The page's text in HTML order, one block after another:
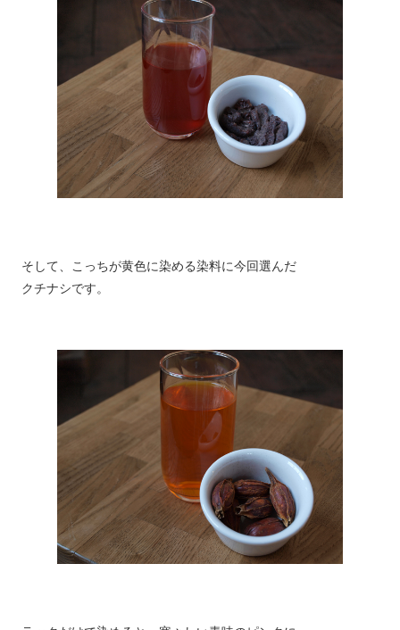
そして、こっちが黄色に染める染料に今回選んだ
クチナシです。